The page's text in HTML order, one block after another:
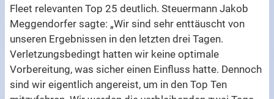
Fleet relevanten Top 25 deutlich. Steuermann Jakob
Meggendorfer sagte: „Wir sind sehr enttäuscht von
unseren Ergebnissen in den letzten drei Tagen.
Verletzungsbedingt hatten wir keine optimale
Vorbereitung, was sicher einen Einfluss hatte. Dennoch
sind wir eigentlich angereist, um in den Top Ten